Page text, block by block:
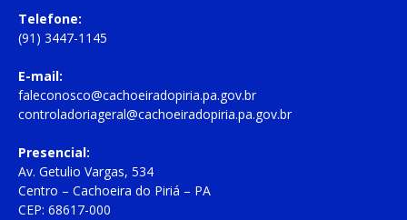
Telefone:
(91) 3447-1145
E-mail:
faleconosco@cachoeiradopiria.pa.gov.br
controladoriageral@cachoeiradopiria.pa.gov.br
Presencial:
Av. Getulio Vargas, 534
Centro – Cachoeira do Piriá – PA
CEP: 68617-000